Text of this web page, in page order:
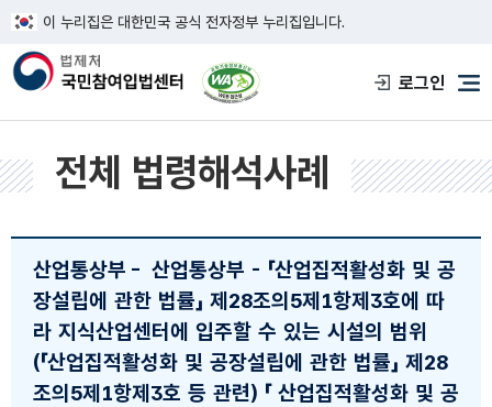
이 누리집은 대한민국 공식 전자정부 누리집입니다.
한국웹접근성인증평가원 웹접근성 사이
로그인
메
전체 법령해석사례
산업통상부 - 산업통상부 - 「산업집적활성화 및 공
장설립에 관한 법률」 제28조의5제1항제3호에 따
라 지식산업센터에 입주할 수 있는 시설의 범위
(「산업집적활성화 및 공장설립에 관한 법률」 제28
조의5제1항제3호 등 관련) 「 산업집적활성화 및 공